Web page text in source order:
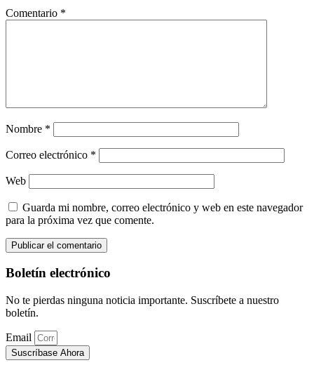
Comentario *
Nombre *
Correo electrónico *
Web
Guarda mi nombre, correo electrónico y web en este navegador
para la próxima vez que comente.
Boletín electrónico
No te pierdas ninguna noticia importante. Suscríbete a nuestro
boletín.
Email
Suscríbase Ahora